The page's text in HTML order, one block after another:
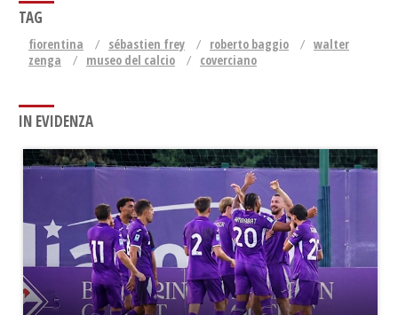
TAG
fiorentina sébastien frey roberto baggio
walter
zenga
museo del calcio coverciano
IN EVIDENZA